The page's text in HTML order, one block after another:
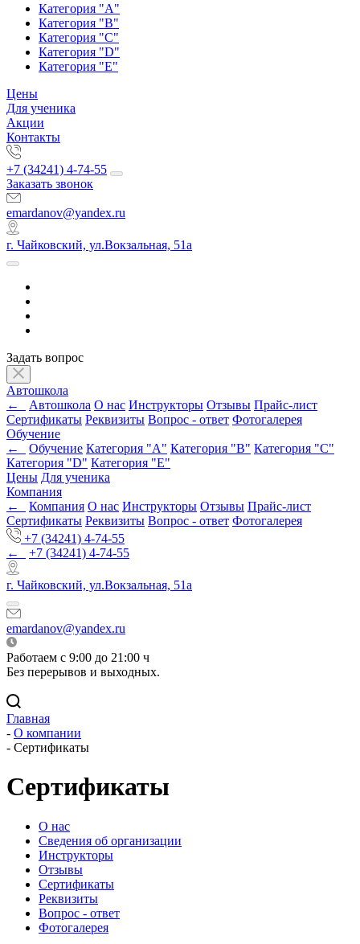
Категория "A"
Категория "B"
Категория "C"
Категория "D"
Категория "E"
Цены
Для ученика
Акции
Контакты
+7 (34241) 4-74-55
Заказать звонок
emardanov@yandex.ru
г. Чайковский, ул.Вокзальная, 51а
Задать вопрос
Автошкола
←
Автошкола О нас Инструкторы Отзывы Прайс-лист
Сертификаты Реквизиты Вопрос - ответ Фотогалерея
Обучение
←
Обучение Категория "A" Категория "B" Категория "C"
Категория "D" Категория "E"
Цены Для ученика
Компания
←
Компания О нас Инструкторы Отзывы Прайс-лист
Сертификаты Реквизиты Вопрос - ответ Фотогалерея
+7 (34241) 4-74-55
←
+7 (34241) 4-74-55
г. Чайковский, ул.Вокзальная, 51а
emardanov@yandex.ru
Работаем с 9:00 до 21:00 ч
Без перерывов и выходных.
Главная
- О компании
- Сертификаты
Сертификаты
О нас
Сведения об организации
Инструкторы
Отзывы
Сертификаты
Реквизиты
Вопрос - ответ
Фотогалерея